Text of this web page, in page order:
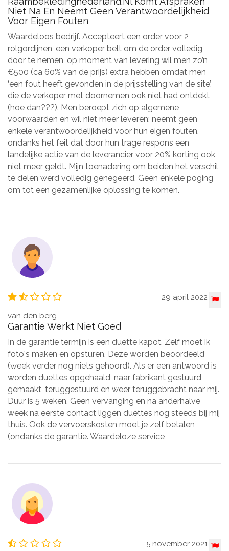
Niet Na En Neemt Geen Verantwoordelijkheid
Voor Eigen Fouten
Waardeloos bedrijf. Accepteert een order voor 2
rolgordijnen, een verkoper belt om de order volledig
door te nemen, op moment van levering wil men zo’n
€500 (ca 60% van de prijs) extra hebben omdat men
‘een fout heeft gevonden in de prijsstelling van de site’,
die de verkoper met doornemen ook niet had ontdekt
(hoe dan???). Men beroept zich op algemene
voorwaarden en wil niet meer leveren; neemt geen
enkele verantwoordelijkheid voor hun eigen fouten,
ondanks het feit dat door hun trage respons een
landelijke actie van de leverancier voor 20% korting ook
niet meer geldt. Mijn toenadering om beiden het verschil
te delen werd volledig genegeerd. Geen enkele poging
om tot een gezamenlijke oplossing te komen.
29 april 2022
van den berg
Garantie Werkt Niet Goed
In de garantie termijn is een duette kapot. Zelf moet ik
foto's maken en opsturen. Deze worden beoordeeld
(week verder nog niets gehoord). Als er een antwoord is
worden duettes opgehaald, naar fabrikant gestuurd,
gemaakt, teruggestuurd en weer teruggebracht naar mij.
Duur is 5 weken. Geen vervanging en na anderhalve
week na eerste contact liggen duettes nog steeds bij mij
thuis. Ook de vervoerskosten moet je zelf betalen
(ondanks de garantie. Waardeloze service
5 november 2021